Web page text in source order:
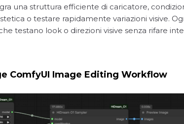
una struttura efficiente di caricatore,
o testare rapidamente variazioni visive.
testano look o direzioni visive senza rifare
ComfyUI Image Editing Workflow